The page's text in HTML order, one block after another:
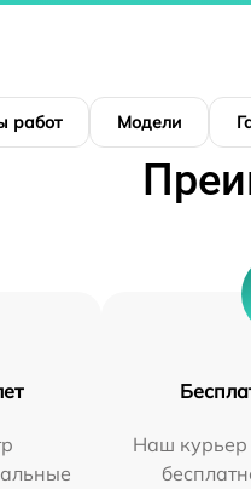
работ Модели
Наш курьер